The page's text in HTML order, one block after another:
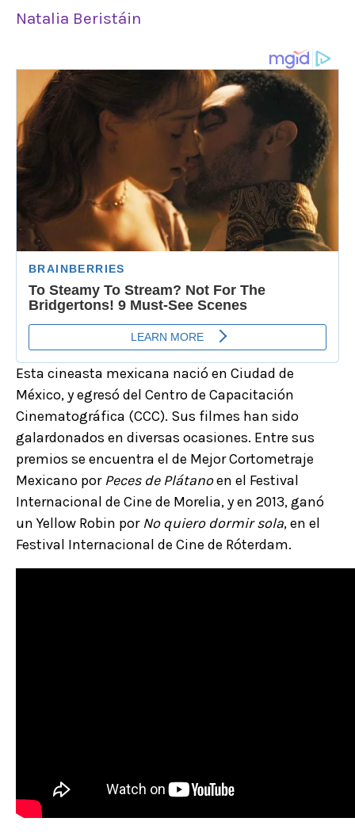
Natalia Beristáin
Esta cineasta mexicana nació en Ciudad de
México, y egresó del Centro de Capacitación
Cinematográfica (CCC). Sus filmes han sido
galardonados en diversas ocasiones. Entre sus
premios se encuentra el de Mejor Cortometraje
Mexicano porPeces de Plátanoen el Festival
Internacional de Cine de Morelia, y en 2013, ganó
un Yellow Robin por No quiero dormir sola, en el
Festival Internacional de Cine de Róterdam.